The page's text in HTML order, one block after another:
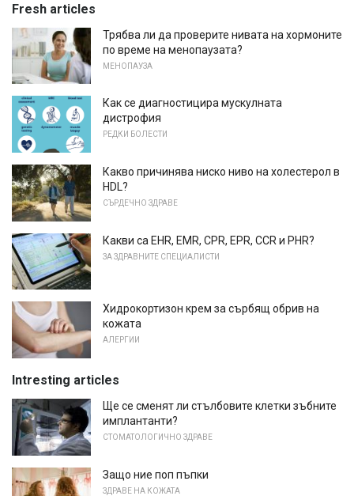
Fresh articles
Трябва ли да проверите нивата на хормоните
по време на менопаузата?
МЕНОПАУЗА
Как се диагностицира мускулната
дистрофия
РЕДКИ БОЛЕСТИ
Какво причинява ниско ниво на холестерол в
HDL?
СЪРДЕЧНО ЗДРАВЕ
Какви са EHR, EMR, CPR, EPR, CCR и PHR?
ЗА ЗДРАВНИТЕ СПЕЦИАЛИСТИ
Хидрокортизон крем за сърбящ обрив на
кожата
АЛЕРГИИ
Intresting articles
Ще се сменят ли стълбовите клетки зъбните
имплантанти?
СТОМАТОЛОГИЧНО ЗДРАВЕ
Защо ние поп пъпки
ЗДРАВЕ НА КОЖАТА